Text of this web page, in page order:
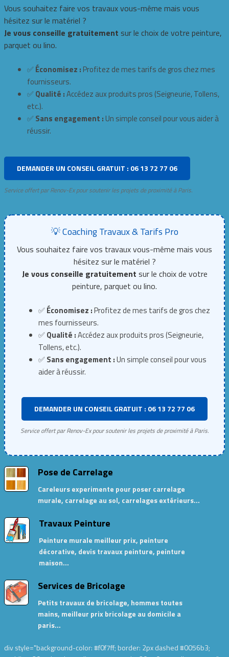
Vous souhaitez faire vos travaux vous-même mais vous
hésitez sur le matériel ?
Je vous conseille gratuitement sur le choix de votre peinture,
parquet ou lino.
✅ Économisez : Profitez de mes tarifs de gros chez mes
fournisseurs.
✅ Qualité :Accédez aux produits pros (Seigneurie, Tollens,
etc.).
✅ Sans engagement : Un simple conseil pour vous aider à
réussir.
DEMANDER UN CONSEIL GRATUIT : 06 13 72 77 06
Service offert par Renov-Ex pour soutenir les projets de proximité à Paris.
💡 Coaching Travaux & Tarifs Pro
Vous souhaitez faire vos travaux vous-même mais vous
hésitez sur le matériel ?
Je vous conseille gratuitement sur le choix de votre
peinture, parquet ou lino.
✅Économisez :Profitez de mes tarifs de gros chez
mes fournisseurs.
✅Qualité :Accédez aux produits pros (Seigneurie,
Tollens, etc.).
✅Sans engagement :Un simple conseil pour vous
aider à réussir.
DEMANDER UN CONSEIL GRATUIT : 06 13 72 77 06
Service offert par Renov-Ex pour soutenir les projets de proximité à Paris.
Pose de Carrelage
Careleurs experimente pour poser carrelage
murale, carrelage au sol, carrelages extérieurs…
Travaux Peinture
Peinture murale meilleur prix, peinture
décorative, devis travaux peinture, peinture
maison…
Services de Bricolage
Petits travaux de bricolage, hommes toutes
mains, meilleur prix bricolage au domicile a
paris…
div style="background-color: #f0f7ff; border: 2px dashed #0056b3;